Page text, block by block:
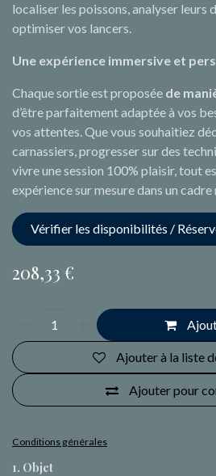
localiser les poissons, analyser leurs
optimiser vos lancers.
Une expérience immersive et
Chaque sortie est proposée de
d’être parfaitement adaptée à vos
vos attentes. Que vous souhaitiez
carnassiers, progresser sur des
vivre une session 100% plaisir, tout
expérience sur mesure dans un
Vérifier les disponibilités /
208,33 €
Ajouter pour
Ajouter à la liste
Conditions générales
1. Objet